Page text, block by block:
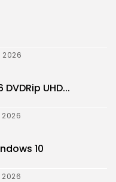
2026
UHD...
2026
10
2026